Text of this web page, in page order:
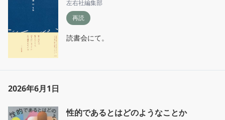
左右社編集部
再読
読書会にて。
2026年6月1日
性的であるとはどのようなことか